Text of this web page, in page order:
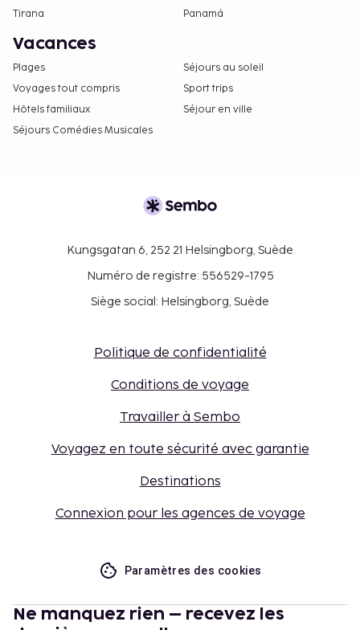
Tirana
Panamá
Vacances
Plages
Séjours au soleil
Voyages tout compris
Sport trips
Hôtels familiaux
Séjour en ville
Séjours Comédies Musicales
Kungsgatan 6, 252 21 Helsingborg, Suède
Numéro de registre: 556529-1795
Siège social: Helsingborg, Suède
Politique de confidentialité
Conditions de voyage
Travailler à Sembo
Voyagez en toute sécurité avec garantie
Destinations
Connexion pour les agences de voyage
Paramètres des cookies
Ne manquez rien – recevez les